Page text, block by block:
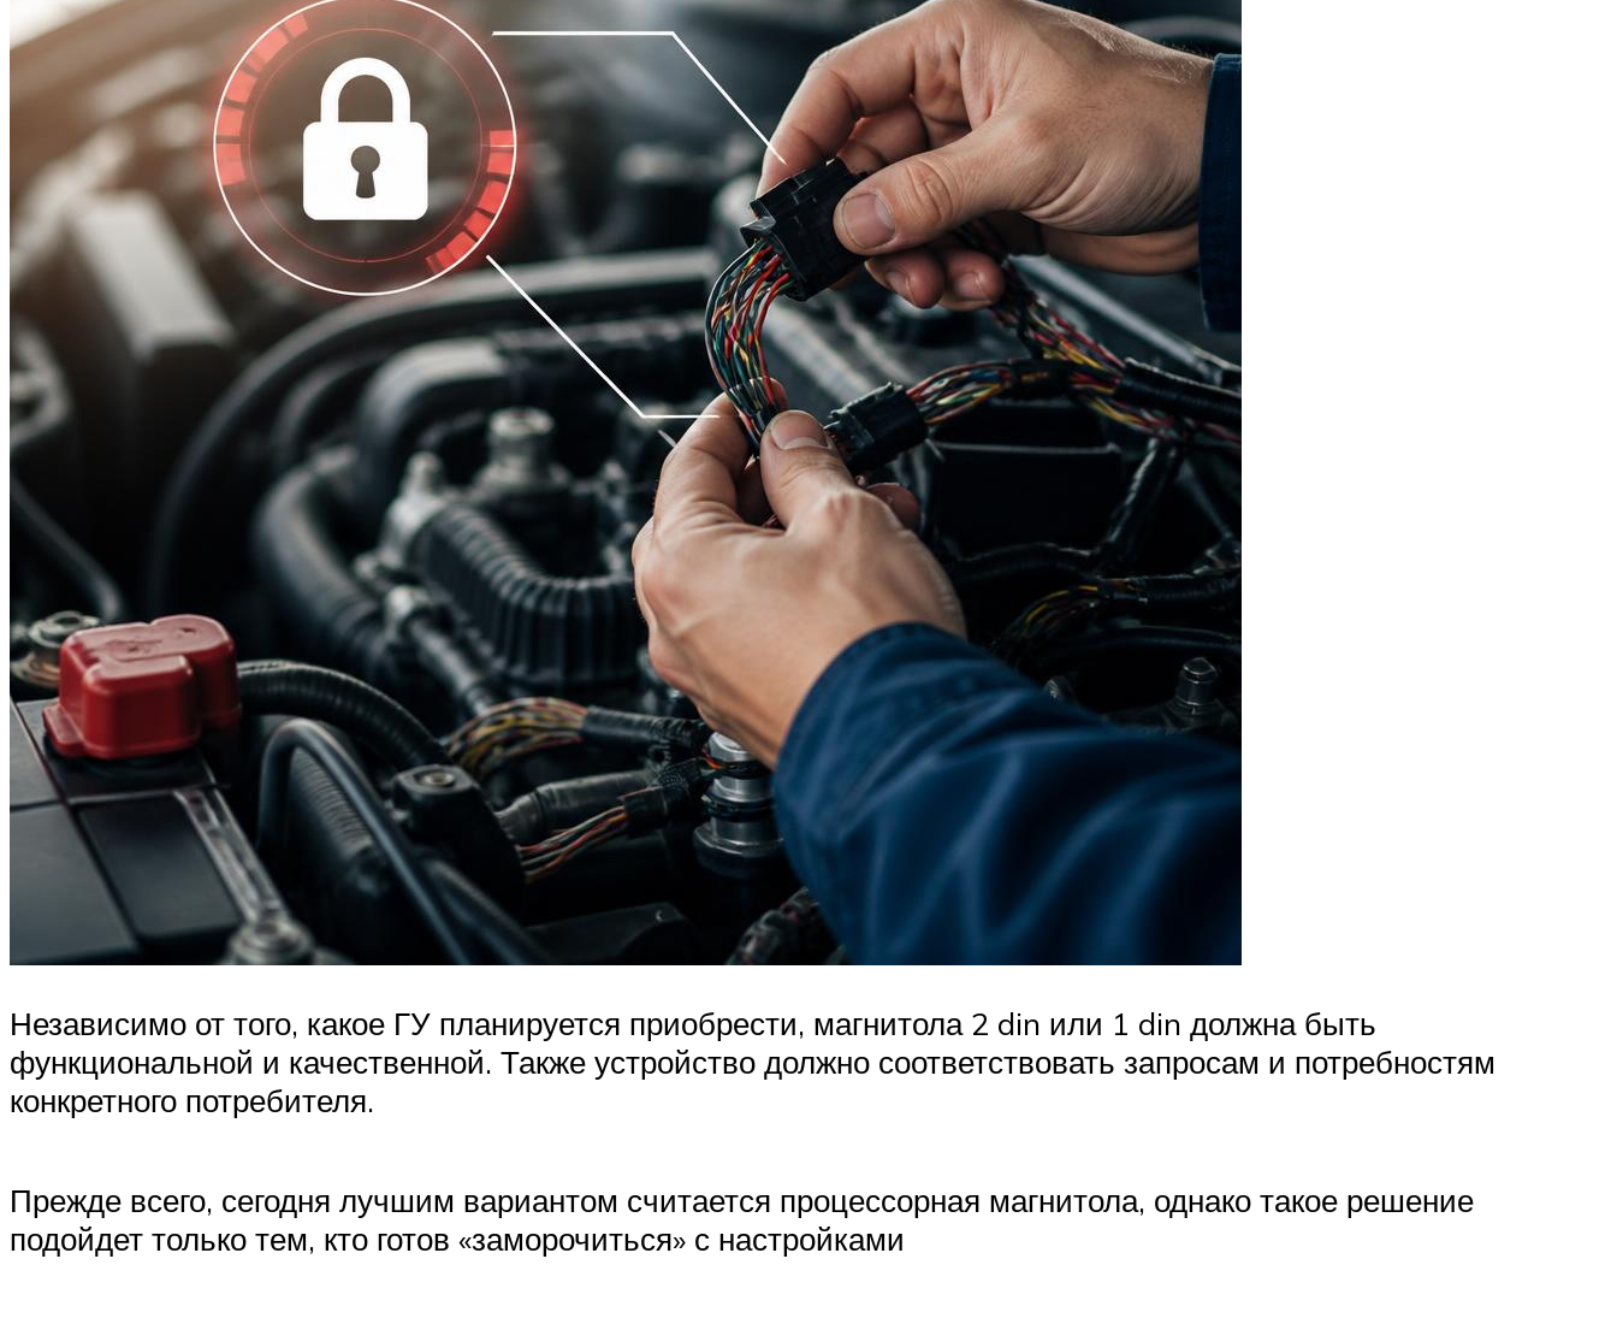
Независимо от того, какое ГУ планируется приобрести, магнитола 2 din или 1 din должна быть
функциональной и качественной. Также устройство должно соответствовать запросам и потребностям
конкретного потребителя.
Прежде всего, сегодня лучшим вариантом считается процессорная магнитола, однако такое решение
подойдет только тем, кто готов «заморочиться» с настройками